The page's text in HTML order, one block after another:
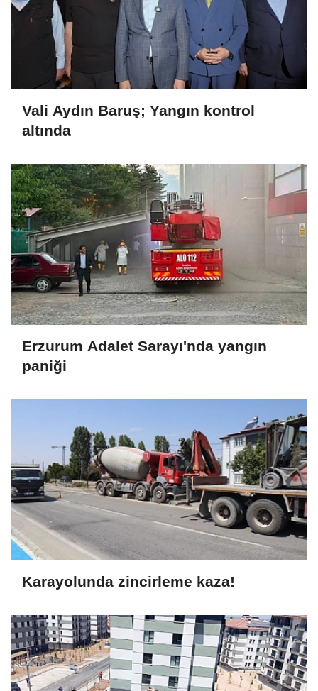
Vali Aydın Baruş; Yangın kontrol
altında
Erzurum Adalet Sarayı'nda yangın
paniği
Karayolunda zincirleme kaza!